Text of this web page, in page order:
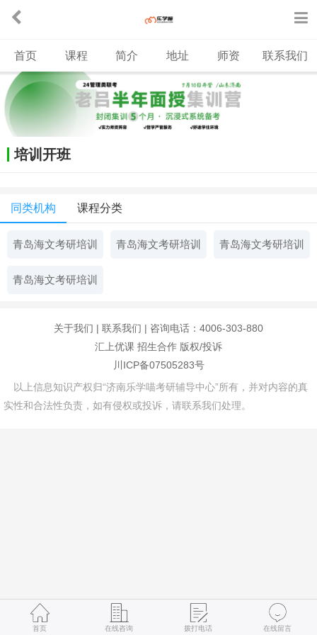
首页 课程 简介 地址 师资 联系我们
培训开班
同类机构 课程分类
青岛海文考研培训 青岛海文考研培训 青岛海文考研培训
青岛海文考研培训
关于我们 | 联系我们 | 咨询电话：4006-303-880
汇上优课 招生合作 版权/投诉
川ICP备07505283号
以上信息知识产权归“济南乐学喵考研辅导中心”所有，并对内容的真
实性和合法性负责，如有侵权或投诉，请联系我们处理。
首页 在线咨询 拨打电话 在线留言